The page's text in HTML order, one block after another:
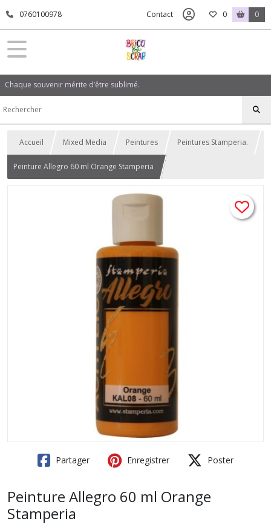
0760100978 Contact 0 0
Chaque souvenir mérite d’être sublimé.
Accueil Mixed Media Peintures Peintures Stamperia.
Peinture Allegro 60 ml Orange Stamperia
Partager Enregistrer Poster
Peinture Allegro 60 ml Orange
Stamperia